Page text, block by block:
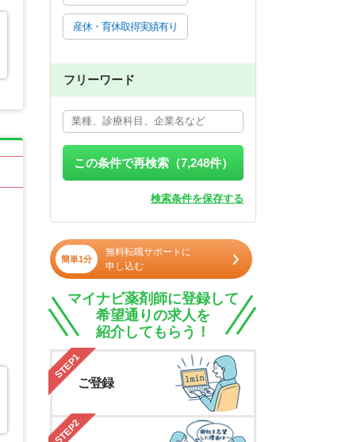
産休・育休取得実績有り
フリーワード
この条件で再検索（7,248件）
検索条件を保存する
簡単1分
無料転職サポートに
申し込む
マイナビ薬剤師に登録して
希望通りの求人を
紹介してもらう！
STEP1
ご登録
STEP2